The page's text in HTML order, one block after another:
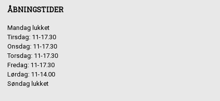
ÅBNINGSTIDER
Mandag lukket
Tirsdag: 11-17.30
Onsdag: 11-17.30
Torsdag: 11-17.30
Fredag: 11-17.30
Lørdag: 11-14.00
Søndag lukket